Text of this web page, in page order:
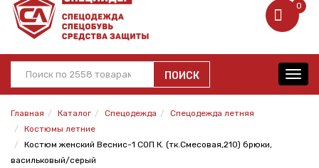
0
ПОИСК
Главная Каталог Спецодежда
Спецодежда летняя
Костюмы летние
Костюм женский Веснис-1 СОП К. (тк.Смесовая,210) брюки,
васильковый/серый